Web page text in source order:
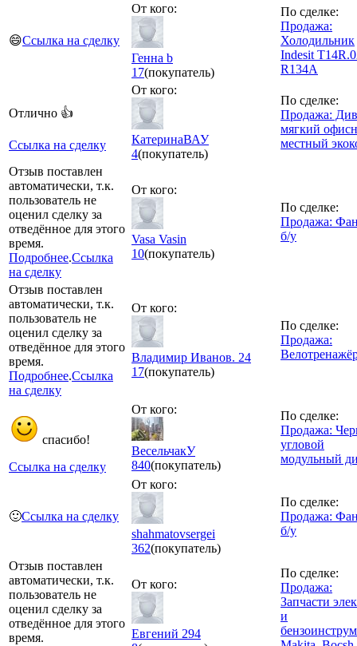
😄Ссылка на сделку
От кого:
Генна b
17(покупатель)
По сделке:
Продажа:
Холодильник
Indesit
R134A
Отлично 👍
Ссылка на сделку
От кого:
КатеринаВАУ
4(покупатель)
По сделке:
Продажа:
мягкий
местный
Отзыв поставлен
автоматически, т.к.
пользователь не
оценил сделку за
отведённое для этого
время.
Подробнее.Ссылка
на сделку
От кого:
Vasa Vasin
10(покупатель)
По сделке:
Продажа:
б/у
Отзыв поставлен
автоматически, т.к.
пользователь не
оценил сделку за
отведённое для этого
время.
Подробнее.Ссылка
на сделку
От кого:
Владимир Иванов. 24
17(покупатель)
По сделке:
Продажа:
спасибо!
Ссылка на сделку
От кого:
ВесельчакУ
840(покупатель)
По сделке:
Продажа:
угловой
модульный
🙂Ссылка на сделку
От кого:
shahmatovsergei
362(покупатель)
По сделке:
Продажа:
б/у
Отзыв поставлен
автоматически, т.к.
пользователь не
оценил сделку за
отведённое для этого
время.
От кого:
Евгений 294
По сделке:
Продажа:
Запчасти
и